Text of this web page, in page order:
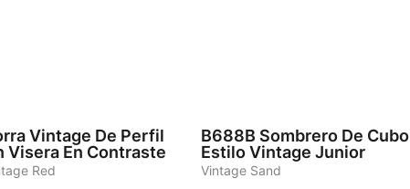
Vintage De Perfil
Visera En Contraste
Red
B688B Sombrero De Cubo
Estilo Vintage Junior
Vintage Sand